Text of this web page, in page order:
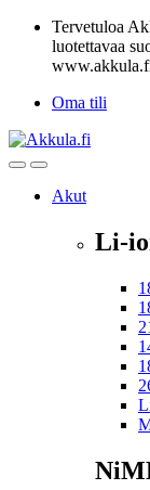
Skip
navigation
Skip
content
Tervetuloa
luotettavaa
Oma tili
OpenClose
Akut
Li-